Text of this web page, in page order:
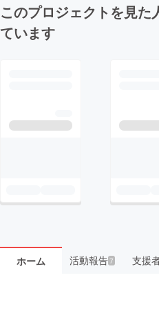
このプロジェクトを見た
ています
ホーム 活動報告7 支援